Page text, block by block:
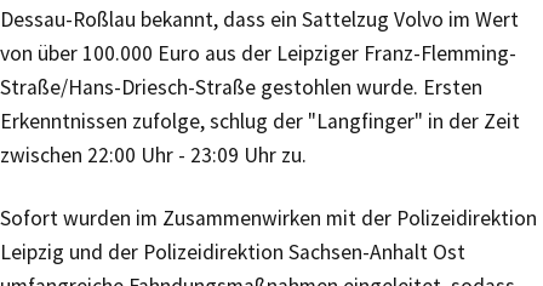
Dessau-Roßlau bekannt, dass ein Sattelzug Volvo im Wert
von über 100.000 Euro aus der Leipziger Franz-Flemming-
Straße/Hans-Driesch-Straße gestohlen wurde. Ersten
Erkenntnissen zufolge, schlug der "Langfinger" in der Zeit
zwischen 22:00 Uhr - 23:09 Uhr zu.
Sofort wurden im Zusammenwirken mit der Polizeidirektion
Leipzig und der Polizeidirektion Sachsen-Anhalt Ost